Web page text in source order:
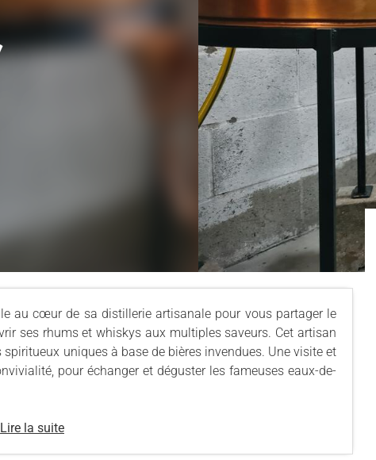
au cœur de sa distillerie artisanale pour vous partager le
ses rhums et whiskys aux multiples saveurs. Cet artisan
uniques à base de bières invendues. Une visite et
pour échanger et déguster les fameuses eaux-de-
Lire la suite